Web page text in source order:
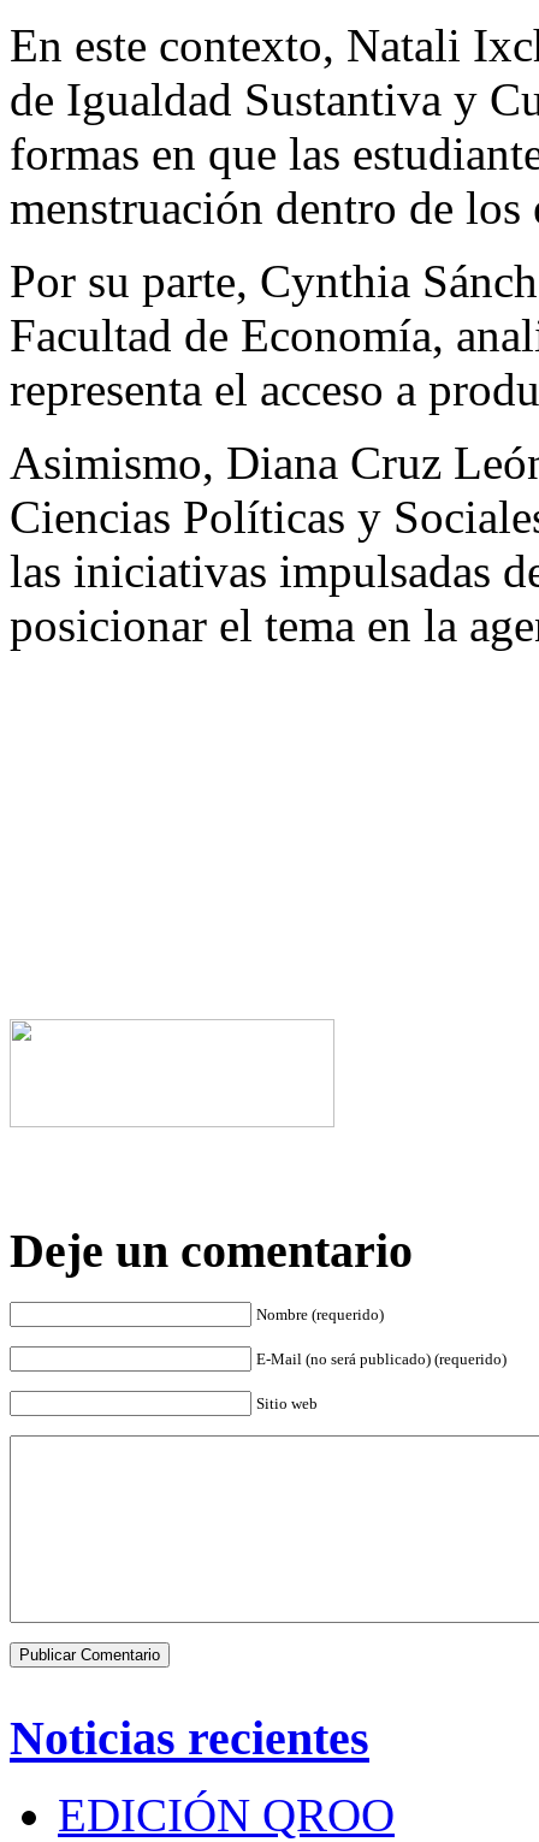
En este contexto, Natali
de Igualdad Sustantiva y
formas en que las
menstruación dentro de los
Por su parte, Cynthia
Facultad de Economía,
representa el acceso a
Asimismo, Diana Cruz
Ciencias Políticas y
las iniciativas impulsadas
posicionar el tema en la
Deje un comentario
Nombre (requerido)
E-Mail (no será publicado) (requerido)
Sitio web
Noticias recientes
EDICIÓN QROO